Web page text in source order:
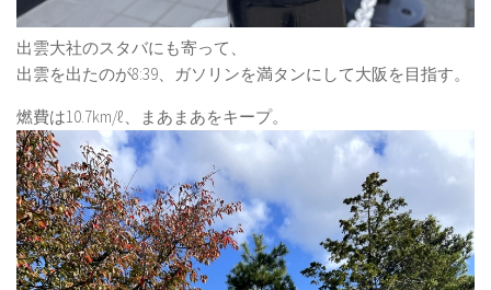
出雲大社のスタバにも寄って、
出雲を出たのが8:39、ガソリンを満タンにして大阪を目指す。
燃費は10.7km/ℓ、まあまあをキープ。